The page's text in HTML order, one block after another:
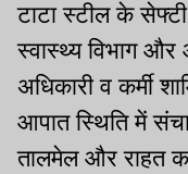
टाटा स्टील के
स्वास्थ्य विभाग
अधिकारी व कर्मी
आपात स्थिति में
तालमेल और राहत